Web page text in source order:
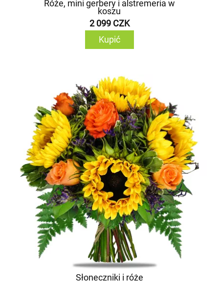
Róże, mini gerbery i alstremeria w
koszu
2 099 CZK
Kupić
Słoneczniki i róże